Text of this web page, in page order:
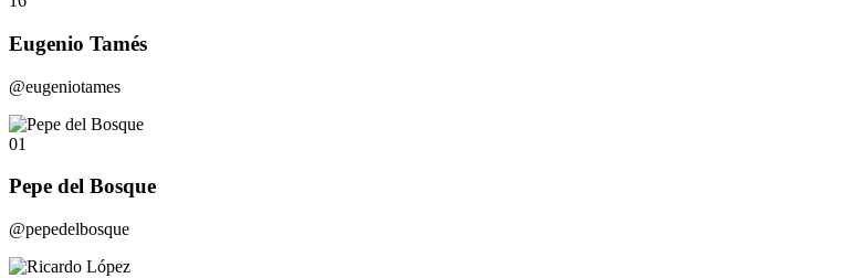
Eugenio Tamés
@eugeniotames
01
Pepe del Bosque
@pepedelbosque